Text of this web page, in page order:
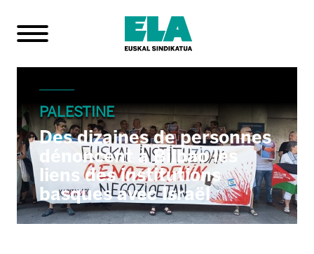
PALESTINE
Des dizaines de personnes
dénoncent à Bilbao les
liens des institutions
basques avec Israël